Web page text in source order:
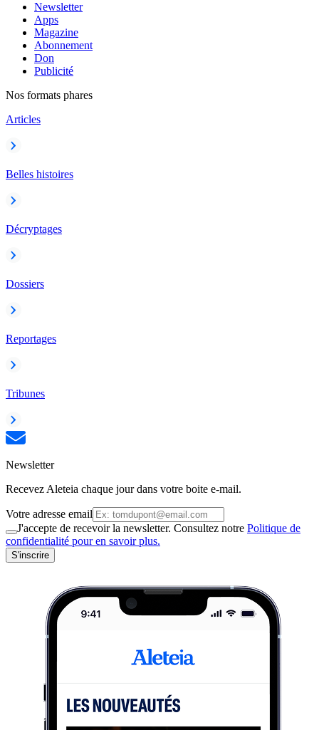
Newsletter
Apps
Magazine
Abonnement
Don
Publicité
Nos formats phares
Articles
Belles histoires
Décryptages
Dossiers
Reportages
Tribunes
Newsletter
Recevez Aleteia chaque jour dans votre boite e-mail.
Votre adresse email
J'accepte de recevoir la newsletter. Consultez notre Politique de
confidentialité pour en savoir plus.
S'inscrire